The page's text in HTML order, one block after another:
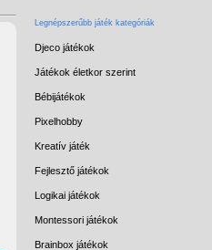
Legnépszerűbb játék kategóriák
Djeco játékok
Játékok életkor szerint
Bébijátékok
Pixelhobby
Kreatív játék
Fejlesztő játékok
Logikai játékok
Montessori játékok
Brainbox játékok